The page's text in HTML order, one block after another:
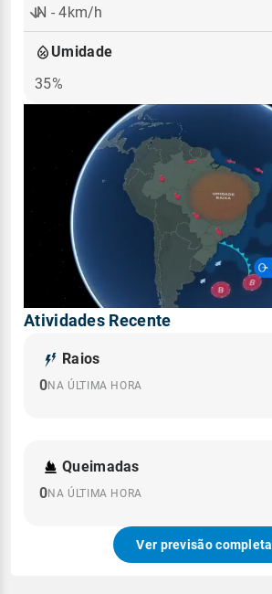
N - 4km/h
Umidade
35%
Atividades Recente
Raios
0NA ÚLTIMA HORA
Queimadas
0NA ÚLTIMA HORA
Ver previsão completa